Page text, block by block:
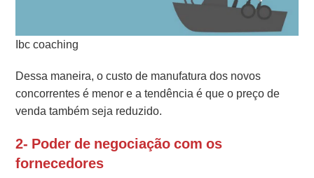
Ibc coaching
Dessa maneira, o custo de manufatura dos novos
concorrentes é menor e a tendência é que o preço de
venda também seja reduzido.
2- Poder de negociação com os
fornecedores